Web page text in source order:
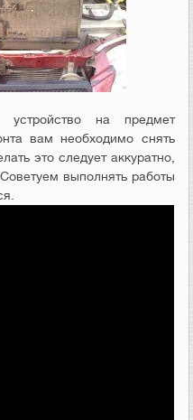
устройство на предмет
вам необходимо снять
это следует аккуратно,
выполнять работы